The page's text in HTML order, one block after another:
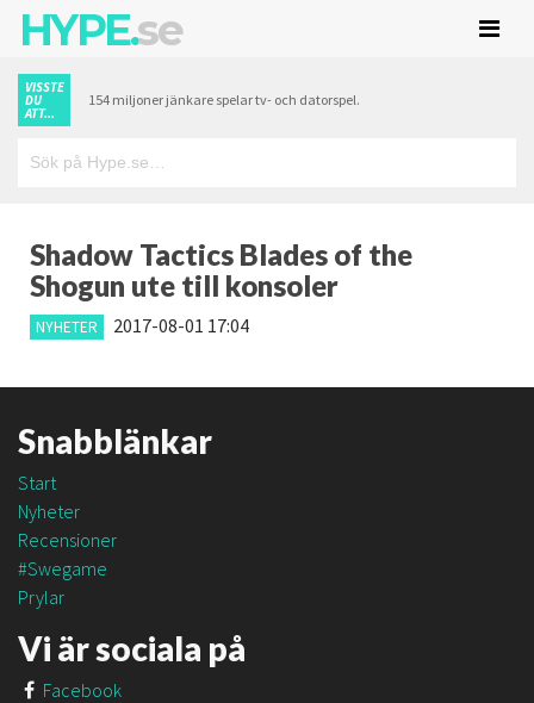
HYPE.se
VISSTE
DU
ATT...
154 miljoner jänkare spelar tv- och datorspel.
Shadow Tactics Blades of the
Shogun ute till konsoler
NYHETER 2017-08-01 17:04
Snabblänkar
Start
Nyheter
Recensioner
#Swegame
Prylar
Vi är sociala på
Facebook